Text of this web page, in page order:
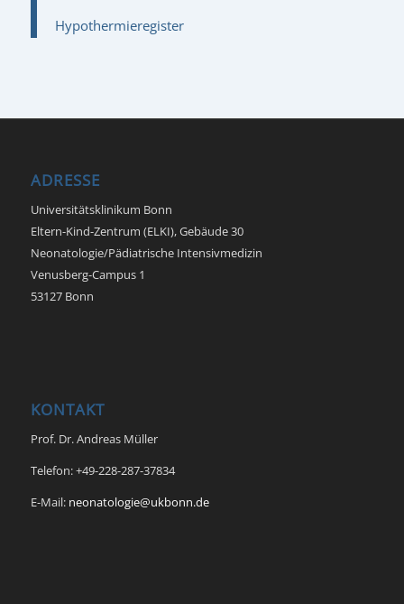
Hypothermieregister
ADRESSE
Universitätsklinikum Bonn
Eltern-Kind-Zentrum (ELKI), Gebäude 30
Neonatologie/Pädiatrische Intensivmedizin
Venusberg-Campus 1
53127 Bonn
KONTAKT
Prof. Dr. Andreas Müller
Telefon: +49-228-287-37834
E-Mail: neonatologie@ukbonn.de